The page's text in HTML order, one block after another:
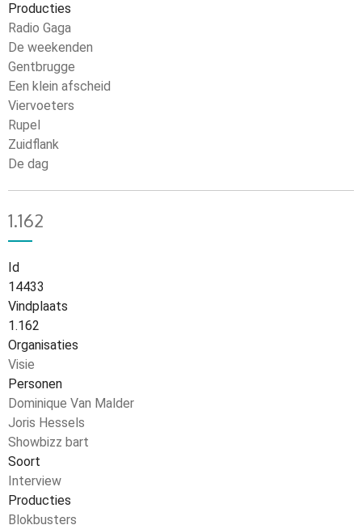
Producties
Radio Gaga
De weekenden
Gentbrugge
Een klein afscheid
Viervoeters
Rupel
Zuidflank
De dag
1.162
Id
14433
Vindplaats
1.162
Organisaties
Visie
Personen
Dominique Van Malder
Joris Hessels
Showbizz bart
Soort
Interview
Producties
Blokbusters